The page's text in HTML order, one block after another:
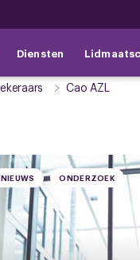
Diensten
Cao AZL
NIEUWS ONDERZOEK